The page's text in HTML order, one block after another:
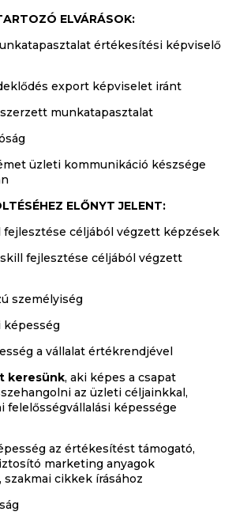
ELVÁRÁSOK:
értékesítési képviselő
export képviselet iránt
munkatapasztalat
üzleti kommunikáció készsége
ELŐNYT JELENT:
céljából végzett képzések
fejlesztése céljából végzett
személyiség
képesség
a vállalat értékrendjével
keresünk, aki képes a csapat
az üzleti céljainkkal,
felelősségvállalási képessége
az értékesítést támogató,
marketing anyagok
szakmai cikkek írásához